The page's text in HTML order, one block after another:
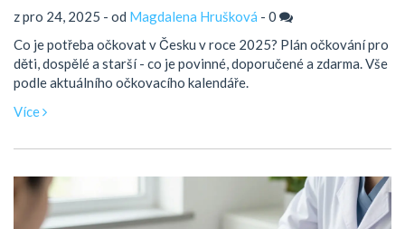
z pro 24, 2025 - od Magdalena Hrušková - 0
Co je potřeba očkovat v Česku v roce 2025? Plán očkování pro
děti, dospělé a starší - co je povinné, doporučené a zdarma. Vše
podle aktuálního očkovacího kalendáře.
Více